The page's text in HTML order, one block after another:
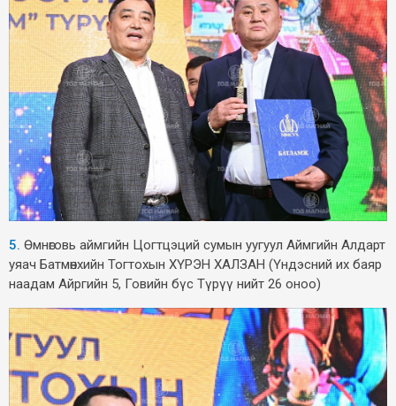
5. Өмнөговь аймгийн Цогтцэций сумын уугуул Аймгийн Алдарт
уяач Батмөнхийн Тогтохын ХҮРЭН ХАЛЗАН (Үндэсний их баяр
наадам Айргийн 5, Говийн бүс Түрүү нийт 26 оноо)